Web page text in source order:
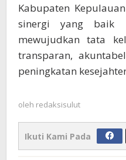
Kabupaten
sinergi yang baik
mewujudkan tata
transparan,
peningkatan
oleh redaksisulut
Ikuti Kami Pada